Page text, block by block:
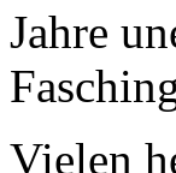
Jahre
Vielen